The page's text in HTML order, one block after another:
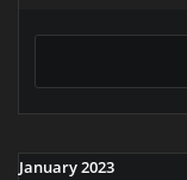
January 2023